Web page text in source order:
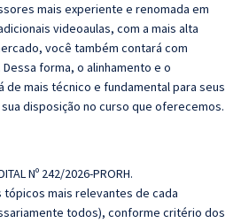
mais experiente e renomada em
videoaulas, com a mais alta
você também contará com
forma, o alinhamento e o
de mais técnico e fundamental para seus
disposição no curso que oferecemos.
Nº 242/2026-PRORH.
mais relevantes de cada
todos), conforme critério dos